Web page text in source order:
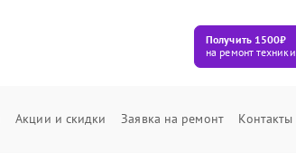
Получить 1500₽
на ремонт техники
Акции и скидки Заявка на ремонт Контакты